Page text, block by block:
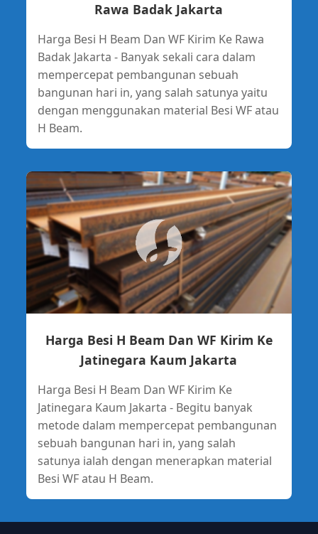
Rawa Badak Jakarta
Harga Besi H Beam Dan WF Kirim Ke Rawa
Badak Jakarta - Banyak sekali cara dalam
mempercepat pembangunan sebuah
bangunan hari in, yang salah satunya yaitu
dengan menggunakan material Besi WF atau
H Beam.
Harga Besi H Beam Dan WF Kirim Ke
Jatinegara Kaum Jakarta
Harga Besi H Beam Dan WF Kirim Ke
Jatinegara Kaum Jakarta - Begitu banyak
metode dalam mempercepat pembangunan
sebuah bangunan hari in, yang salah
satunya ialah dengan menerapkan material
Besi WF atau H Beam.